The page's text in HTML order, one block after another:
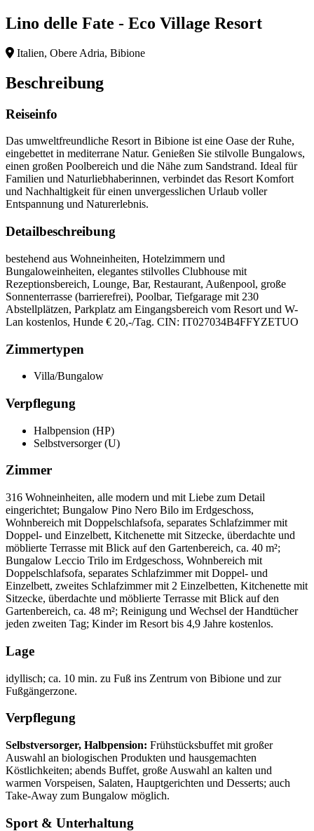
Lino delle Fate - Eco Village Resort
Italien, Obere Adria, Bibione
Beschreibung
Reiseinfo
Das umweltfreundliche Resort in Bibione ist eine Oase der Ruhe,
eingebettet in mediterrane Natur. Genießen Sie stilvolle Bungalows,
einen großen Poolbereich und die Nähe zum Sandstrand. Ideal für
Familien und Naturliebhaberinnen, verbindet das Resort Komfort
und Nachhaltigkeit für einen unvergesslichen Urlaub voller
Entspannung und Naturerlebnis.
Detailbeschreibung
bestehend aus Wohneinheiten, Hotelzimmern und
Bungaloweinheiten, elegantes stilvolles Clubhouse mit
Rezeptionsbereich, Lounge, Bar, Restaurant, Außenpool, große
Sonnenterrasse (barrierefrei), Poolbar, Tiefgarage mit 230
Abstellplätzen, Parkplatz am Eingangsbereich vom Resort und W-
Lan kostenlos, Hunde € 20,-/Tag. CIN: IT027034B4FFYZETUO
Zimmertypen
Villa/Bungalow
Verpflegung
Halbpension (HP)
Selbstversorger (U)
Zimmer
316 Wohneinheiten, alle modern und mit Liebe zum Detail
eingerichtet; Bungalow Pino Nero Bilo im Erdgeschoss,
Wohnbereich mit Doppelschlafsofa, separates Schlafzimmer mit
Doppel- und Einzelbett, Kitchenette mit Sitzecke, überdachte und
möblierte Terrasse mit Blick auf den Gartenbereich, ca. 40 m²;
Bungalow Leccio Trilo im Erdgeschoss, Wohnbereich mit
Doppelschlafsofa, separates Schlafzimmer mit Doppel- und
Einzelbett, zweites Schlafzimmer mit 2 Einzelbetten, Kitchenette mit
Sitzecke, überdachte und möblierte Terrasse mit Blick auf den
Gartenbereich, ca. 48 m²; Reinigung und Wechsel der Handtücher
jeden zweiten Tag; Kinder im Resort bis 4,9 Jahre kostenlos.
Lage
idyllisch; ca. 10 min. zu Fuß ins Zentrum von Bibione und zur
Fußgängerzone.
Verpflegung
Selbstversorger, Halbpension: Frühstücksbuffet mit großer
Auswahl an biologischen Produkten und hausgemachten
Köstlichkeiten; abends Buffet, große Auswahl an kalten und
warmen Vorspeisen, Salaten, Hauptgerichten und Desserts; auch
Take-Away zum Bungalow möglich.
Sport & Unterhaltung